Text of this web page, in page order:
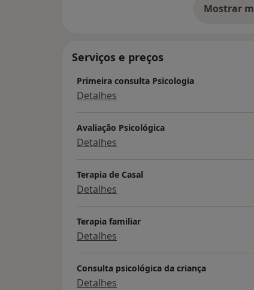
Mostrar
Serviços e preços
Primeira consulta Psicologia
Detalhes
Avaliação Psicológica
Detalhes
Terapia de Casal
Detalhes
Terapia familiar
Detalhes
Consulta psicológica da criança
Detalhes